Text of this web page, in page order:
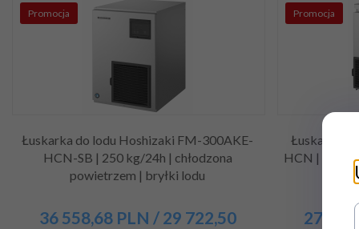
Promocja
Łuskarka do lodu Hoshizaki FM-300AKE-
HCN-SB | 250 kg/24h | chłodzona
powietrzem | bryłki lodu
36 558,68PLN / 29 722,50
Promocja
Łuskarka
HCN | 110
27 665,